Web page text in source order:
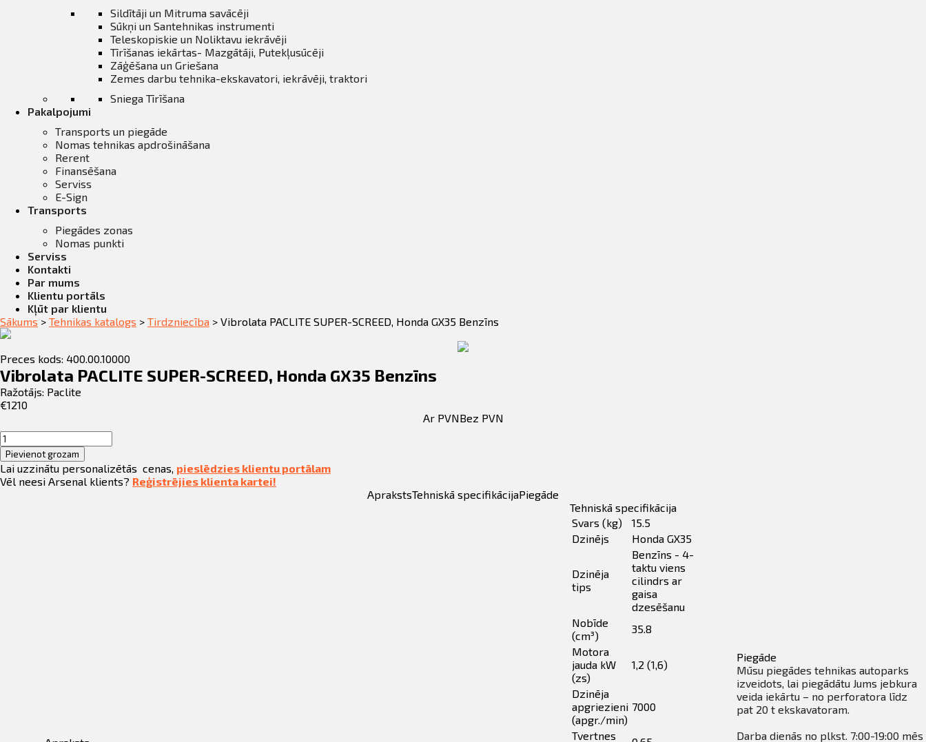
Sildītāji un Mitruma savācēji
Sūkņi un Santehnikas instrumenti
Teleskopiskie un Noliktavu iekrāvēji
Tīrīšanas iekārtas- Mazgātāji, Putekļusūcēji
Zāģēšana un Griešana
Zemes darbu tehnika-ekskavatori, iekrāvēji, traktori
Sniega Tīrīšana
Pakalpojumi
Transports un piegāde
Nomas tehnikas apdrošināšana
Rerent
Finansēšana
Serviss
E-Sign
Transports
Piegādes zonas
Nomas punkti
Serviss
Kontakti
Par mums
Klientu portāls
Kļūt par klientu
Sākums > Tehnikas katalogs > Tirdzniecība > Vibrolata PACLITE SUPER-SCREED, Honda GX35 Benzīns
Preces kods: 400.00.10000
Vibrolata PACLITE SUPER-SCREED, Honda GX35 Benzīns
Ražotājs: Paclite
€1210
Ar PVNBez PVN
Vibrolata
PACLITE
SUPER-
SCREED,
Honda
Pievienot grozam
Lai uzzinātu personalizētās cenas, pieslēdzies klientu portālam
Vēl neesi Arsenal klients? Reģistrējies klienta kartei!
AprakstsTehniskā specifikācijaPiegāde
Tehniskā specifikācija
Svars (kg)
15.5
Dzinējs
Honda GX35
Dzinēja
tips
Benzīns - 4-
taktu viens
cilindrs ar
gaisa
dzesēšanu
Nobīde
(cm³)
35.8
Motora
jauda kW
(zs)
1,2 (1,6)
Dzinēja
apgriezieni
(apgr./min)
7000
Tvertnes
Piegāde
Mūsu piegādes tehnikas autoparks
izveidots, lai piegādātu Jums jebkura
veida iekārtu – no perforatora līdz
pat 20 t ekskavatoram.
Darba dienās no plkst. 7:00-19:00 mēs